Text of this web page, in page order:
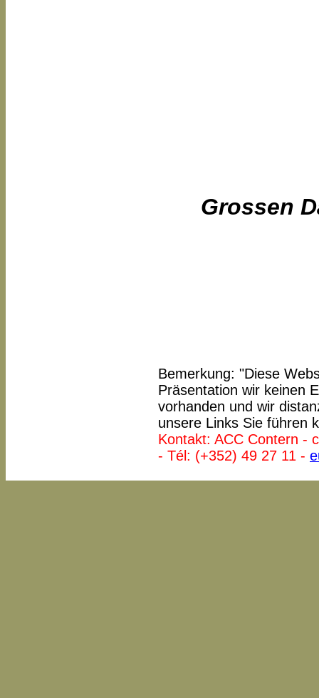
Grossen
Bemerkung: "Diese
Präsentation wir keinen
vorhanden und wir
unsere Links Sie führen
Kontakt: ACC Contern -
- Tél: (+352) 49 27 11 -